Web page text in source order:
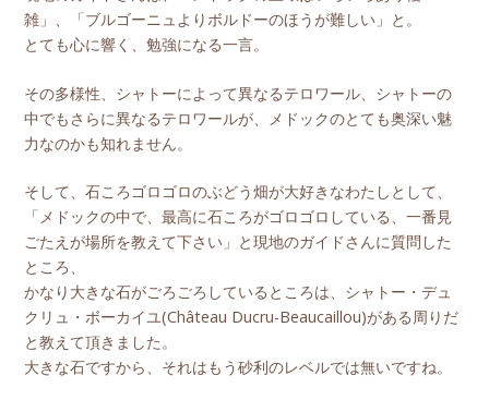
雑」、「ブルゴーニュよりボルドーのほうが難しい」と。
とても心に響く、勉強になる一言。
その多様性、シャトーによって異なるテロワール、シャトーの
中でもさらに異なるテロワールが、メドックのとても奥深い魅
力なのかも知れません。
そして、石ころゴロゴロのぶどう畑が大好きなわたしとして、
「メドックの中で、最高に石ころがゴロゴロしている、一番見
ごたえが場所を教えて下さい」と現地のガイドさんに質問した
ところ、
かなり大きな石がごろごろしているところは、シャトー・デュ
クリュ・ボーカイユ(Château Ducru-Beaucaillou)がある周りだ
と教えて頂きました。
大きな石ですから、それはもう砂利のレベルでは無いですね。